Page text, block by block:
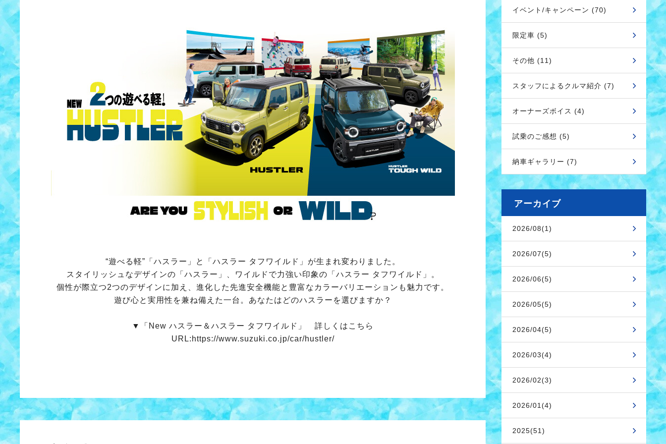
“遊べる軽”「ハスラー」と「ハスラー タフワイルド」が生まれ変わりました。
スタイリッシュなデザインの「ハスラー」、ワイルドで力強い印象の「ハスラー タフワイルド」。
個性が際立つ2つのデザインに加え、進化した先進安全機能と豊富なカラーバリエーションも魅力です。
遊び心と実用性を兼ね備えた一台。あなたはどのハスラーを選びますか？
▼「New ハスラー＆ハスラー タフワイルド」 詳しくはこちら
URL:https://www.suzuki.co.jp/car/hustler/
イベント/キャンペーン (70)
限定車 (5)
その他 (11)
スタッフによるクルマ紹介 (7)
オーナーズボイス (4)
試乗のご感想 (5)
納車ギャラリー (7)
アーカイブ
2026/08(1)
2026/07(5)
2026/06(5)
2026/05(5)
2026/04(5)
2026/03(4)
2026/02(3)
2026/01(4)
2025(51)